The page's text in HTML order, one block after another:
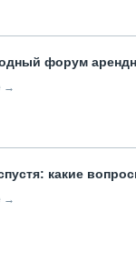
форум
→
какие
→